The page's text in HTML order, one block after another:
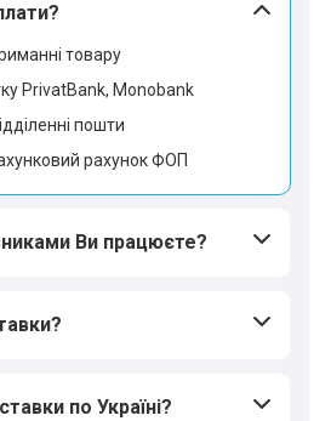
товару
PrivatBank, Monobank
пошти
рахунок ФОП
Ви працюєте?
по Україні?